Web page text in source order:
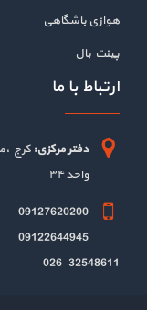
هوازی باشگاهی
پینت بال
ارتباط با ما
دفتر مرکزی:
واحد ۳۴
09127620200
09122644945
026-32548611